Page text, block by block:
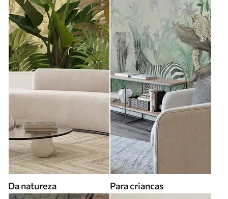
Da natureza Para criancas